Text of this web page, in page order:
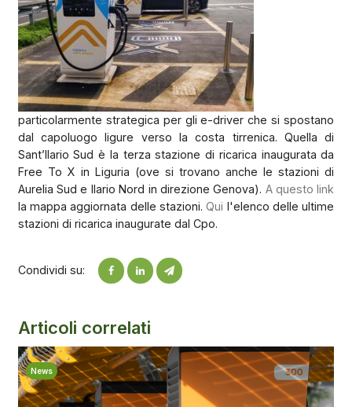
particolarmente strategica per gli e-driver che si spostano
dal capoluogo ligure verso la costa tirrenica. Quella di
Sant’Ilario Sud è la terza stazione di ricarica inaugurata da
Free To X in Liguria (ove si trovano anche le stazioni di
Aurelia Sud e Ilario Nord in direzione Genova). A questo link
la mappa aggiornata delle stazioni.Qui l'elenco delle ultime
stazioni di ricarica inaugurate dal Cpo.
Condividi su:
Articoli correlati
News